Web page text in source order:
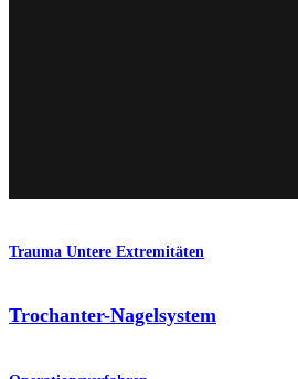
Trauma Untere Extremitäten
Trochanter-Nagelsystem